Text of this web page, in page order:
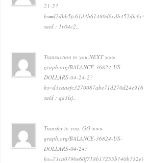
21-2?
hs=d2dbb5fc61d3b61480d6cdb452dfc6c9&
said : 1v04c2..
Transaction to you.NEXT >>>
graph.org/BALANCE-36824-US-
DOLLARS-04-24-2?
hs=d3caaefc3270087abe71d270d24e916e&
said : qa3lsj..
Transfer to you. GO >>>
graph.org/BALANCE-36824-US-
DOLLARS-04-24?
hs=73ca0790e60f718b17255b740b732e91&